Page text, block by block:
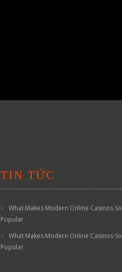
TIN TỨC
What Makes Modern Online Casinos So
Popular
What Makes Modern Online Casinos So
Popular